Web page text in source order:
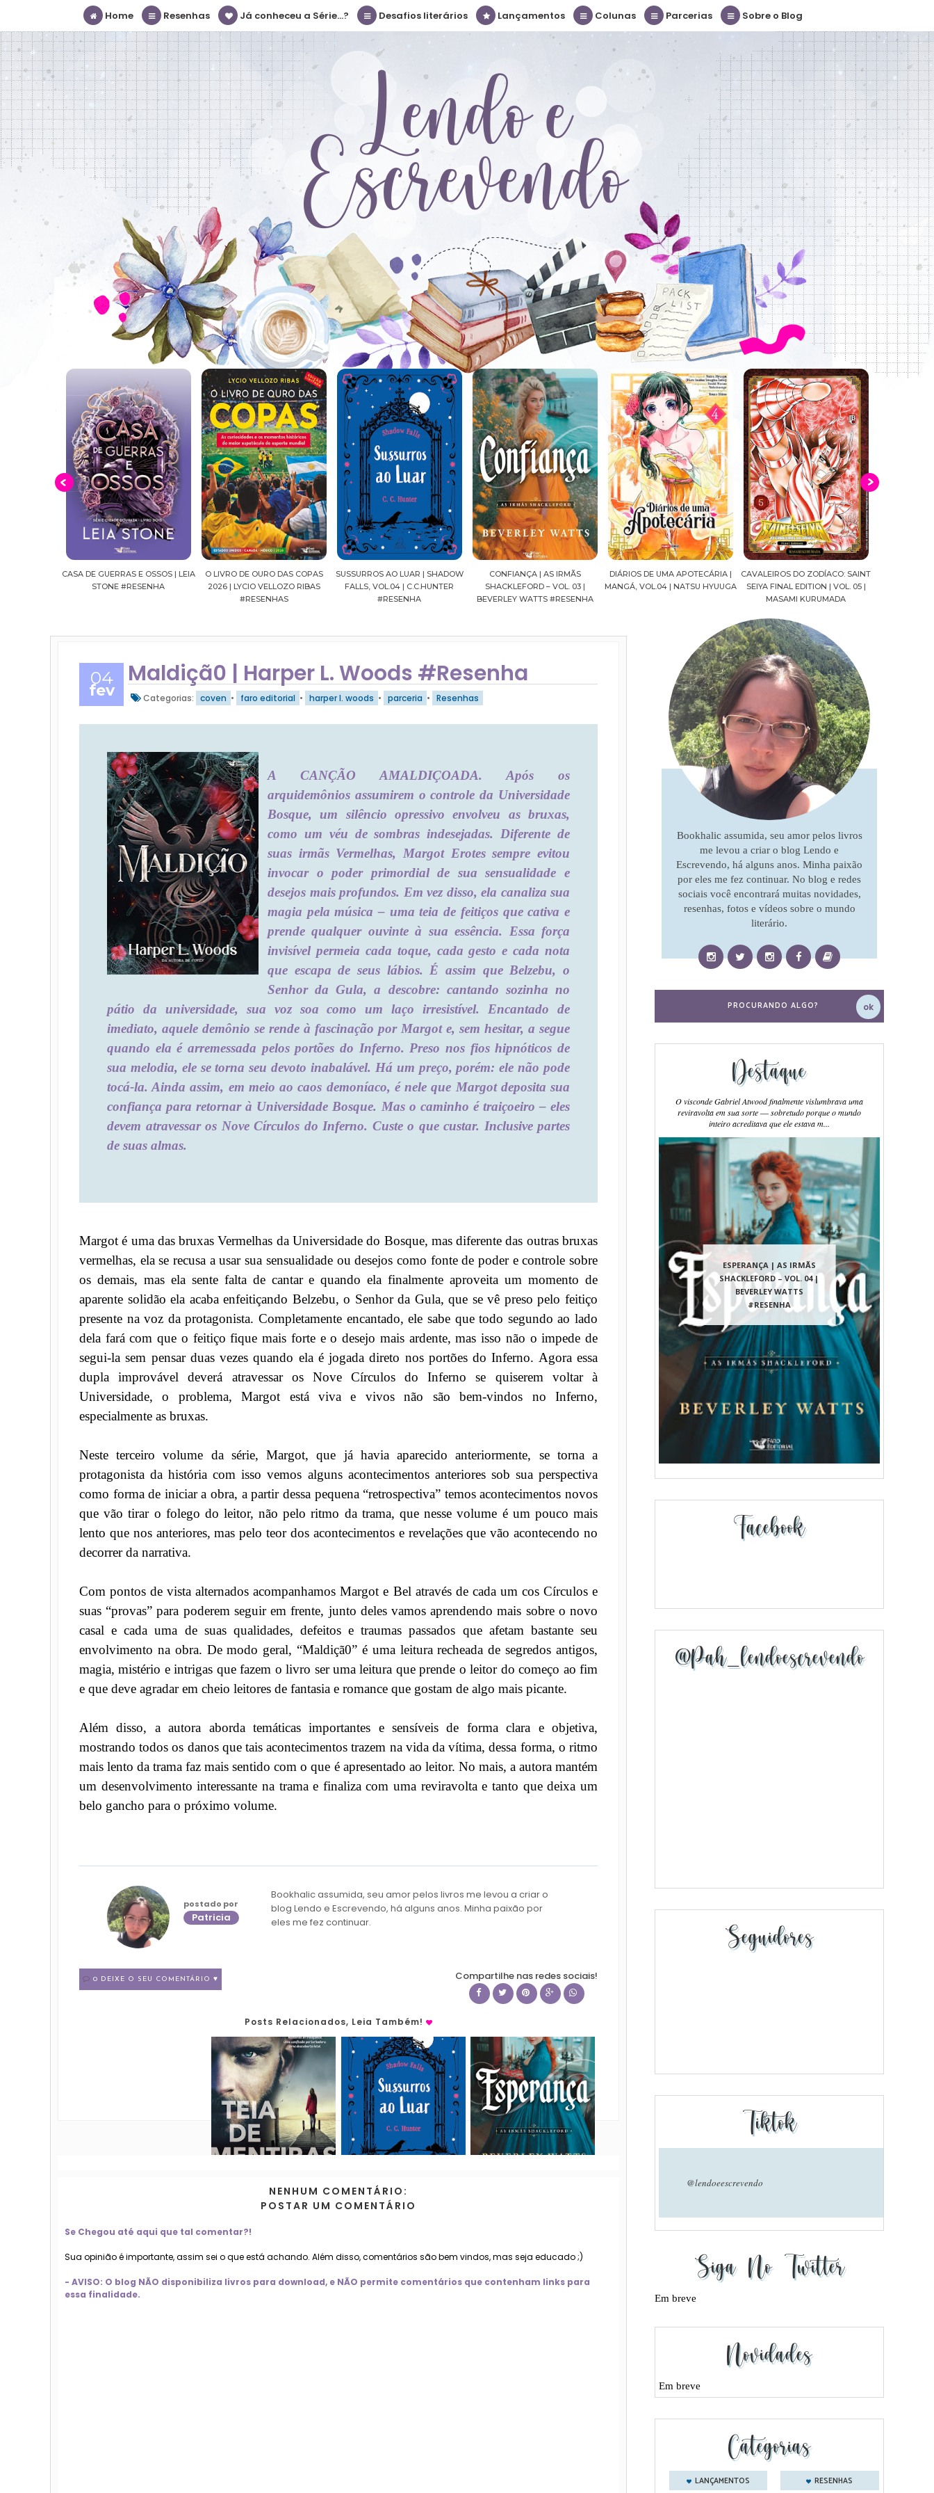
Home Resenhas Já conheceu a Série...? Desafios literários Lançamentos Colunas Parcerias Sobre o Blog
E OSSOS | LEIA
O LIVRO DE OURO DAS COPAS
2026 | LYCIO VELLOZO RIBAS
SUSSURROS AO LUAR | SHADOW
FALLS, VOL.04 | C.C.HUNTER
#RESENHA
CONFIANÇA | AS IRMÃS
SHACKLEFORD – VOL. 03 |
BEVERLEY WATTS #RESENHA
DIÁRIOS DE UMA APOTECÁRIA |
MANGÁ, VOL.04 | NATSU HYUUGA
CAVALEIROS DO ZODÍACO: SAINT
SEIYA FINAL EDITION | VOL. 05 |
CROWN OF WAR AND SHADOW |
J.R.WARD #RESENHA
04
fev
Maldiçã0 | Harper L. Woods #Resenha
Categorias: coven • faro editorial • harper l. woods • parceria • Resenhas
A CANÇÃO AMALDIÇOADA. Após os
arquidemônios assumirem o controle da Universidade
Bosque, um silêncio opressivo envolveu as bruxas,
como um véu de sombras indesejadas. Diferente de
suas irmãs Vermelhas, Margot Erotes sempre evitou
invocar o poder primordial de sua sensualidade e
desejos mais profundos. Em vez disso, ela canaliza sua
magia pela música – uma teia de feitiços que cativa e
prende qualquer ouvinte à sua essência. Essa força
invisível permeia cada toque, cada gesto e cada nota
que escapa de seus lábios. É assim que Belzebu, o
Senhor da Gula, a descobre: cantando sozinha no
pátio da universidade, sua voz soa como um laço irresistível. Encantado de
imediato, aquele demônio se rende à fascinação por Margot e, sem hesitar, a segue
quando ela é arremessada pelos portões do Inferno. Preso nos fios hipnóticos de
sua melodia, ele se torna seu devoto inabalável. Há um preço, porém: ele não pode
tocá-la. Ainda assim, em meio ao caos demoníaco, é nele que Margot deposita sua
confiança para retornar à Universidade Bosque. Mas o caminho é traiçoeiro – eles
devem atravessar os Nove Círculos do Inferno. Custe o que custar. Inclusive partes
de suas almas.
Margot é uma das bruxas Vermelhas da Universidade do Bosque, mas diferente das outras bruxas
vermelhas, ela se recusa a usar sua sensualidade ou desejos como fonte de poder e controle sobre
os demais, mas ela sente falta de cantar e quando ela finalmente aproveita um momento de
aparente solidão ela acaba enfeitiçando Belzebu, o Senhor da Gula, que se vê preso pelo feitiço
presente na voz da protagonista. Completamente encantado, ele sabe que todo segundo ao lado
dela fará com que o feitiço fique mais forte e o desejo mais ardente, mas isso não o impede de
segui-la sem pensar duas vezes quando ela é jogada direto nos portões do Inferno. Agora essa
dupla improvável deverá atravessar os Nove Círculos do Inferno se quiserem voltar à
Universidade, o problema, Margot está viva e vivos não são bem-vindos no Inferno,
especialmente as bruxas.
Neste terceiro volume da série, Margot, que já havia aparecido anteriormente, se torna a
protagonista da história com isso vemos alguns acontecimentos anteriores sob sua perspectiva
como forma de iniciar a obra, a partir dessa pequena “retrospectiva” temos acontecimentos novos
que vão tirar o folego do leitor, não pelo ritmo da trama, que nesse volume é um pouco mais
lento que nos anteriores, mas pelo teor dos acontecimentos e revelações que vão acontecendo no
decorrer da narrativa.
Com pontos de vista alternados acompanhamos Margot e Bel através de cada um cos Círculos e
suas “provas” para poderem seguir em frente, junto deles vamos aprendendo mais sobre o novo
casal e cada uma de suas qualidades, defeitos e traumas passados que afetam bastante seu
envolvimento na obra. De modo geral, “Maldiçã0” é uma leitura recheada de segredos antigos,
magia, mistério e intrigas que fazem o livro ser uma leitura que prende o leitor do começo ao fim
e que deve agradar em cheio leitores de fantasia e romance que gostam de algo mais picante.
Além disso, a autora aborda temáticas importantes e sensíveis de forma clara e objetiva,
mostrando todos os danos que tais acontecimentos trazem na vida da vítima, dessa forma, o ritmo
mais lento da trama faz mais sentido com o que é apresentado ao leitor. No mais, a autora mantém
um desenvolvimento interessante na trama e finaliza com uma reviravolta e tanto que deixa um
belo gancho para o próximo volume.
postado por
Patricia
Bookhalic assumida, seu amor pelos livros me levou a criar o
blog Lendo e Escrevendo, há alguns anos. Minha paixão por
eles me fez continuar.
0 DEIXE O SEU COMENTÁRIO ♥ Compartilhe nas redes sociais!
Posts Relacionados, Leia Também!
NENHUM COMENTÁRIO:
POSTAR UM COMENTÁRIO
Se Chegou até aqui que tal comentar?!
Sua opinião é importante, assim sei o que está achando. Além disso, comentários são bem vindos, mas seja educado ;)
- AVISO: O blog NÃO disponibiliza livros para download, e NÃO permite comentários que contenham links para
essa finalidade.
Bookhalic assumida, seu amor pelos livros
me levou a criar o blog Lendo e
Escrevendo, há alguns anos. Minha paixão
por eles me fez continuar. No blog e redes
sociais você encontrará muitas novidades,
resenhas, fotos e vídeos sobre o mundo
literário.
Destaque
ESPERANÇA | AS IRMÃS
SHACKLEFORD – VOL. 04 |
BEVERLEY WATTS
#RESENHA
O visconde Gabriel Atwood finalmente vislumbrava uma
reviravolta em sua sorte ― sobretudo porque o mundo
inteiro acreditava que ele estava m...
Facebook
@pah_lendoescrevendo
Seguidores
Tiktok
@lendoeescrevendo
Siga No Twitter
Em breve
Novidades
Em breve
Categorias
LANÇAMENTOS RESENHAS